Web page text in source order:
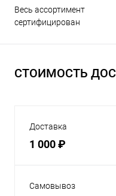
Весь ассортимент
сертифицирован
СТОИМОСТЬ
Доставка
1 000 ₽
Самовывоз